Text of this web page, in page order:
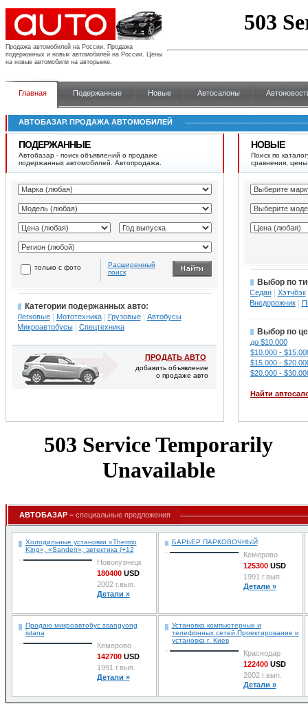
Продажа автомобилей на России. Продажа
подержанных и новых автомобилей на России. Цены
на новые автомобили на авторынке.
Главная Подержанные Новые Автосалоны
АВТОБАЗАР. ПРОДАЖА АВТОМОБИЛЕЙ
ПОДЕРЖАННЫЕ
Автобазар - поиск объявлений о продаже
подержанных автомобилей. Автопродажа.
только с фото
Расширенный
поиск
Категории подержанных авто:
Легковые Мототехника Грузовые
Автобусы
Микроавтобусы
Спецтехника
ПРОДАТЬ АВТО
добавить объявление
о продаже авто
НОВЫЕ
Поиск по
сравнения,
Выбор по
Седан
Хэтчбэк
Внедорожник
Выбор по
до $10.000
$10.000 -
$15.000 -
$20.000 -
Найти
АВТОБАЗАР – специальные предложения
Холодильные установки «Thermo
King», «Sanden», эвтектика (+12
Новокузнецк
180400USD
2002 г.вып.
Детали »
БАРЬЕР ПАРКОВОЧНЫЙ
Кемерово
125300USD
1991 г.вып.
Детали »
Продаю микроавтобус ssangyong
istana
Кемерово
142700USD
1991 г.вып.
Детали »
Установка компьютерных и
телефонных сетей.Проектирование и
установка г. Киев
Краснодар
122400USD
2002 г.вып.
Детали »